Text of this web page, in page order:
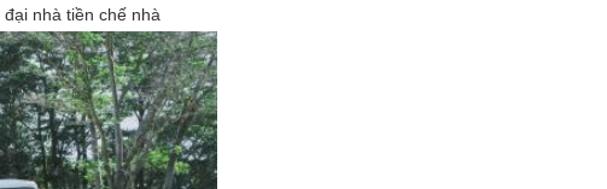
nhà tiền chế nhà